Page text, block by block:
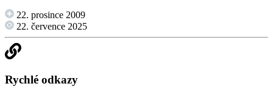
22. prosince 2009
22. července 2025
Rychlé odkazy